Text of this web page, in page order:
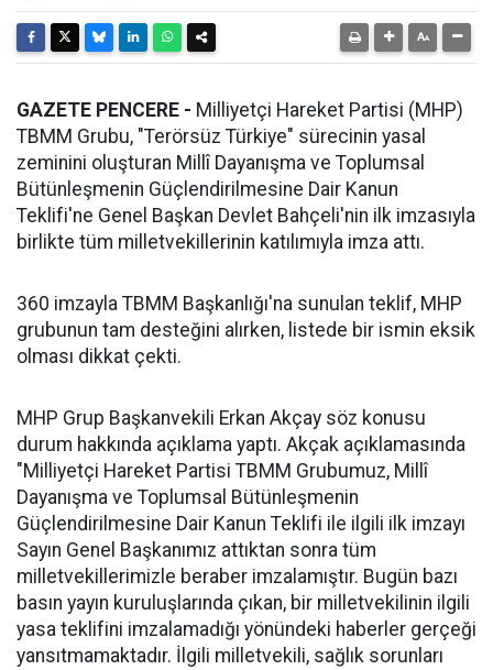
GAZETE PENCERE - Milliyetçi Hareket Partisi (MHP)
TBMM Grubu, "Terörsüz Türkiye" sürecinin yasal
zeminini oluşturan Millî Dayanışma ve Toplumsal
Bütünleşmenin Güçlendirilmesine Dair Kanun
Teklifi'ne Genel Başkan Devlet Bahçeli'nin ilk imzasıyla
birlikte tüm milletvekillerinin katılımıyla imza attı.
360 imzayla TBMM Başkanlığı'na sunulan teklif, MHP
grubunun tam desteğini alırken, listede bir ismin eksik
olması dikkat çekti.
MHP Grup Başkanvekili Erkan Akçay söz konusu
durum hakkında açıklama yaptı. Akçak açıklamasında
"Milliyetçi Hareket Partisi TBMM Grubumuz, Millî
Dayanışma ve Toplumsal Bütünleşmenin
Güçlendirilmesine Dair Kanun Teklifi ile ilgili ilk imzayı
Sayın Genel Başkanımız attıktan sonra tüm
milletvekillerimizle beraber imzalamıştır. Bugün bazı
basın yayın kuruluşlarında çıkan, bir milletvekilinin ilgili
yasa teklifini imzalamadığı yönündeki haberler gerçeği
yansıtmamaktadır. İlgili milletvekili, sağlık sorunları